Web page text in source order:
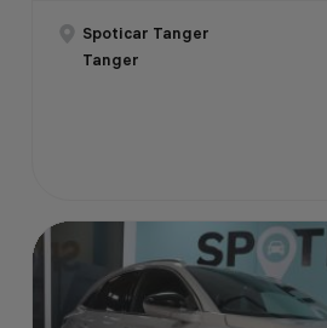
Spoticar Tanger
Tanger